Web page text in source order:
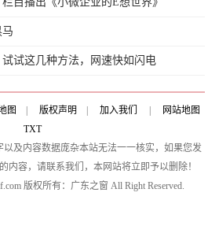
试这几种方法，网速快如闪电
图 版权声明 加入我们
网站地图
TXT
及内容数据庞杂本站无法一一核实，如果您发
内容，请联系我们，本网站将立即予以删除！
版权所有：广东之窗 All Right Reserved.